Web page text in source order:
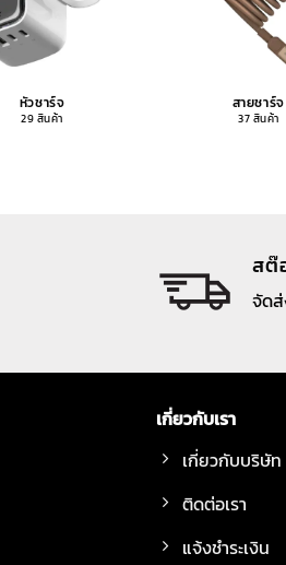
หัวชาร์จ
29 สินค้า
สายชาร์จ
37 สินค้า
สต๊
จัดส่
เกี่ยวกับเรา
เกี่ยวกับบริษัท
ติดต่อเรา
แจ้งชำระเงิน